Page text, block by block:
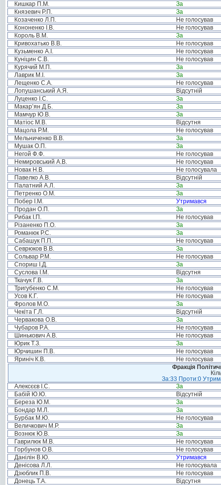
Кишкар П.М.
За
Князевич Р.П.
За
Козаченко Л.П.
Не голосував
Кононенко І.В.
Не голосував
Король В.М.
За
Кривохатько В.В.
Не голосував
Кузьменко А.І.
Не голосував
Куніцин С.В.
Не голосував
Курячий М.П.
За
Лаврик М.І.
За
Лещенко С.А.
Не голосував
Лопушанський А.Я.
Відсутній
Луценко І.С.
За
Макар’ян Д.Б.
За
Мамчур Ю.В.
За
Матіос М.В.
Відсутня
Мацола Р.М.
Не голосував
Мельниченко В.В.
За
Мушак О.П.
За
Негой Ф.Ф.
Не голосував
Немировський А.В.
Не голосував
Новак Н.В.
Не голосувала
Павелко А.В.
Відсутній
Палатний А.Л.
За
Петренко О.М.
За
Побер І.М.
Утримався
Продан О.П.
За
Рибак І.П.
Не голосував
Різаненко П.О.
За
Романюк Р.С.
За
Сабашук П.П.
Не голосував
Севрюков В.В.
За
Сольвар Р.М.
Не голосував
Спориш І.Д.
За
Суслова І.М.
Відсутня
Ткачук Г.В.
За
Тригубенко С.М.
Не голосував
Усов К.Г.
Не голосував
Фролов М.О.
За
Чекіта Г.Л.
Відсутній
Червакова О.В.
За
Чубаров Р.А.
Не голосував
Шинькович А.В.
Не голосував
Юрик Т.З.
За
Юрчишин П.В.
Не голосував
Яриніч К.В.
Не голосував
Фракція
За:33 Проти:0
Алексєєв І.С.
За
Бабій Ю.Ю.
Відсутній
Береза Ю.М.
За
Бондар М.Л.
За
Бурбак М.Ю.
Не голосував
Величкович М.Р.
За
Вознюк Ю.В.
За
Гаврилюк М.В.
Не голосував
Горбунов О.В.
Не голосував
Данілін В.Ю.
Утримався
Денісова Л.Л.
Не голосувала
Дзюблик П.В.
Не голосував
Донець Т.А.
Відсутня